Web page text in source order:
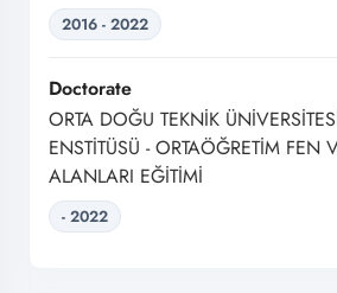
2016 - 2022
Doctorate
ORTA DOĞU TEKNİK
ENSTİTÜSÜ - ORTAÖĞRETİM FEN
ALANLARI EĞİTİMİ
- 2022